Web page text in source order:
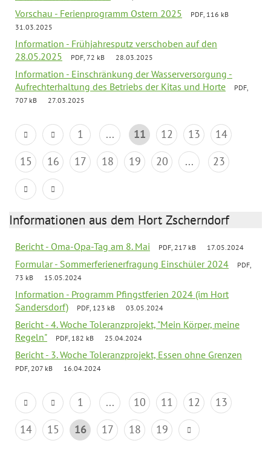
Vorschau - Ferienprogramm Ostern 2025
PDF, 116 kB
31.03.2025
Information - Frühjahresputz verschoben auf den
28.05.2025
PDF, 72 kB 28.03.2025
Information - Einschränkung der Wasserversorgung -
Aufrechterhaltung des Betriebs der Kitas und Horte
PDF,
707 kB
27.03.2025
1 ... 11 12 13
14
15
16 17 18 19 20 ... 23
Informationen aus dem Hort Zscherndorf
Bericht - Oma-Opa-Tag am 8. Mai PDF, 217 kB 17.05.2024
Formular - Sommerferienerfragung Einschüler 2024
PDF,
73 kB
15.05.2024
Information - Programm Pfingstferien 2024 (im Hort
Sandersdorf)
PDF, 123 kB 03.05.2024
Bericht - 4. Woche Toleranzprojekt, "Mein Körper, meine
Regeln"
PDF, 182 kB 25.04.2024
Bericht - 3. Woche Toleranzprojekt, Essen ohne Grenzen
PDF, 207 kB 16.04.2024
1 ... 10 11 12
13
14
15 16 17 18 19